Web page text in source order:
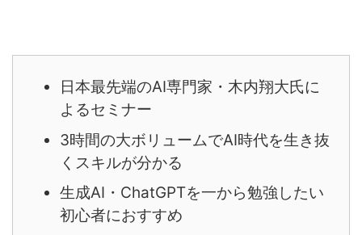
日本最先端のAI専門家・木内翔大氏に
よるセミナー
3時間の大ボリュームでAI時代を生き抜
くスキルが分かる
生成AI・ChatGPTを一から勉強したい
初心者におすすめ